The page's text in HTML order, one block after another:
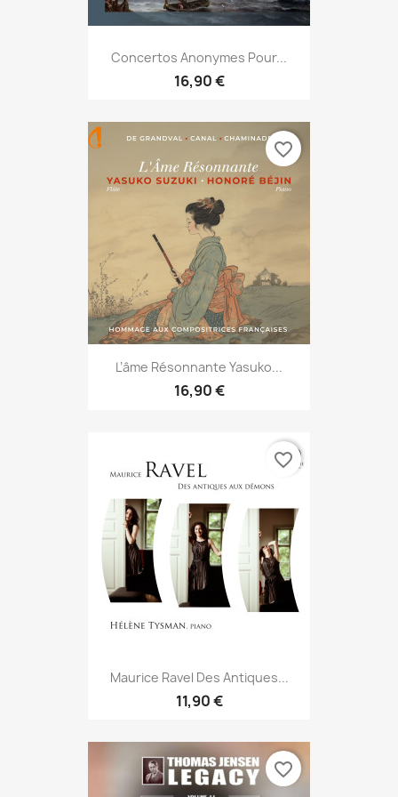
Concertos Anonymes Pour...
16,90 €
L’âme Résonnante Yasuko...
16,90 €
favorite_border
Maurice Ravel Des Antiques...
11,90 €
favorite_border
favorite_border